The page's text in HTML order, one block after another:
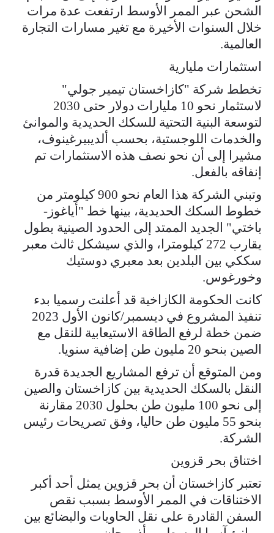
الشحن عبر الممر الأوسط ارتفعت عدة مرات
خلال السنوات الأخيرة مع تغير مسارات التجارة
العالمية.
استثمارات مليارية
تخطط شركة "كازاخستان تيمير جولي"
لاستثمار نحو 10 مليارات دولار حتى 2030
لتوسعة البنية التحتية للسكك الحديدية والموانئ
والخدمات اللوجستية، بحسب ألديبيرغينوف،
مشيرا إلى أن نحو نصف هذه الاستثمارات تم
إنفاقه بالفعل.
وتبني الشركة هذا العام نحو 900 كيلومتر من
خطوط السكك الحديدية، بينها خط "أياغوز-
باختي" الجديد الممتد إلى الحدود الصينية بطول
يقارب 272 كيلومترا، والذي سيشكل ثالث معبر
سككي بين البلدين بعد معبري دوستيك
وخورغوس.
كانت الحكومة الكازاخية قد أعلنت رسميا بدء
تنفيذ المشروع في ديسمبر/كانون الأول 2023
ضمن خطة لرفع الطاقة الاستيعابية للنقل مع
الصين بنحو 20 مليون طن إضافية سنويا.
ومن المتوقع أن ترفع المشاريع الجديدة قدرة
النقل بالسكك الحديدية بين كازاخستان والصين
إلى نحو 100 مليون طن بحلول 2030 مقارنة
بنحو 55 مليون طن حاليا، وفق تصريحات رئيس
الشركة.
اختناق بحر قزوين
تعتبر كازاخستان أن بحر قزوين يمثل أحد أكبر
الاختناقات في الممر الأوسط بسبب نقص
السفن القادرة على نقل الحاويات والبضائع بين